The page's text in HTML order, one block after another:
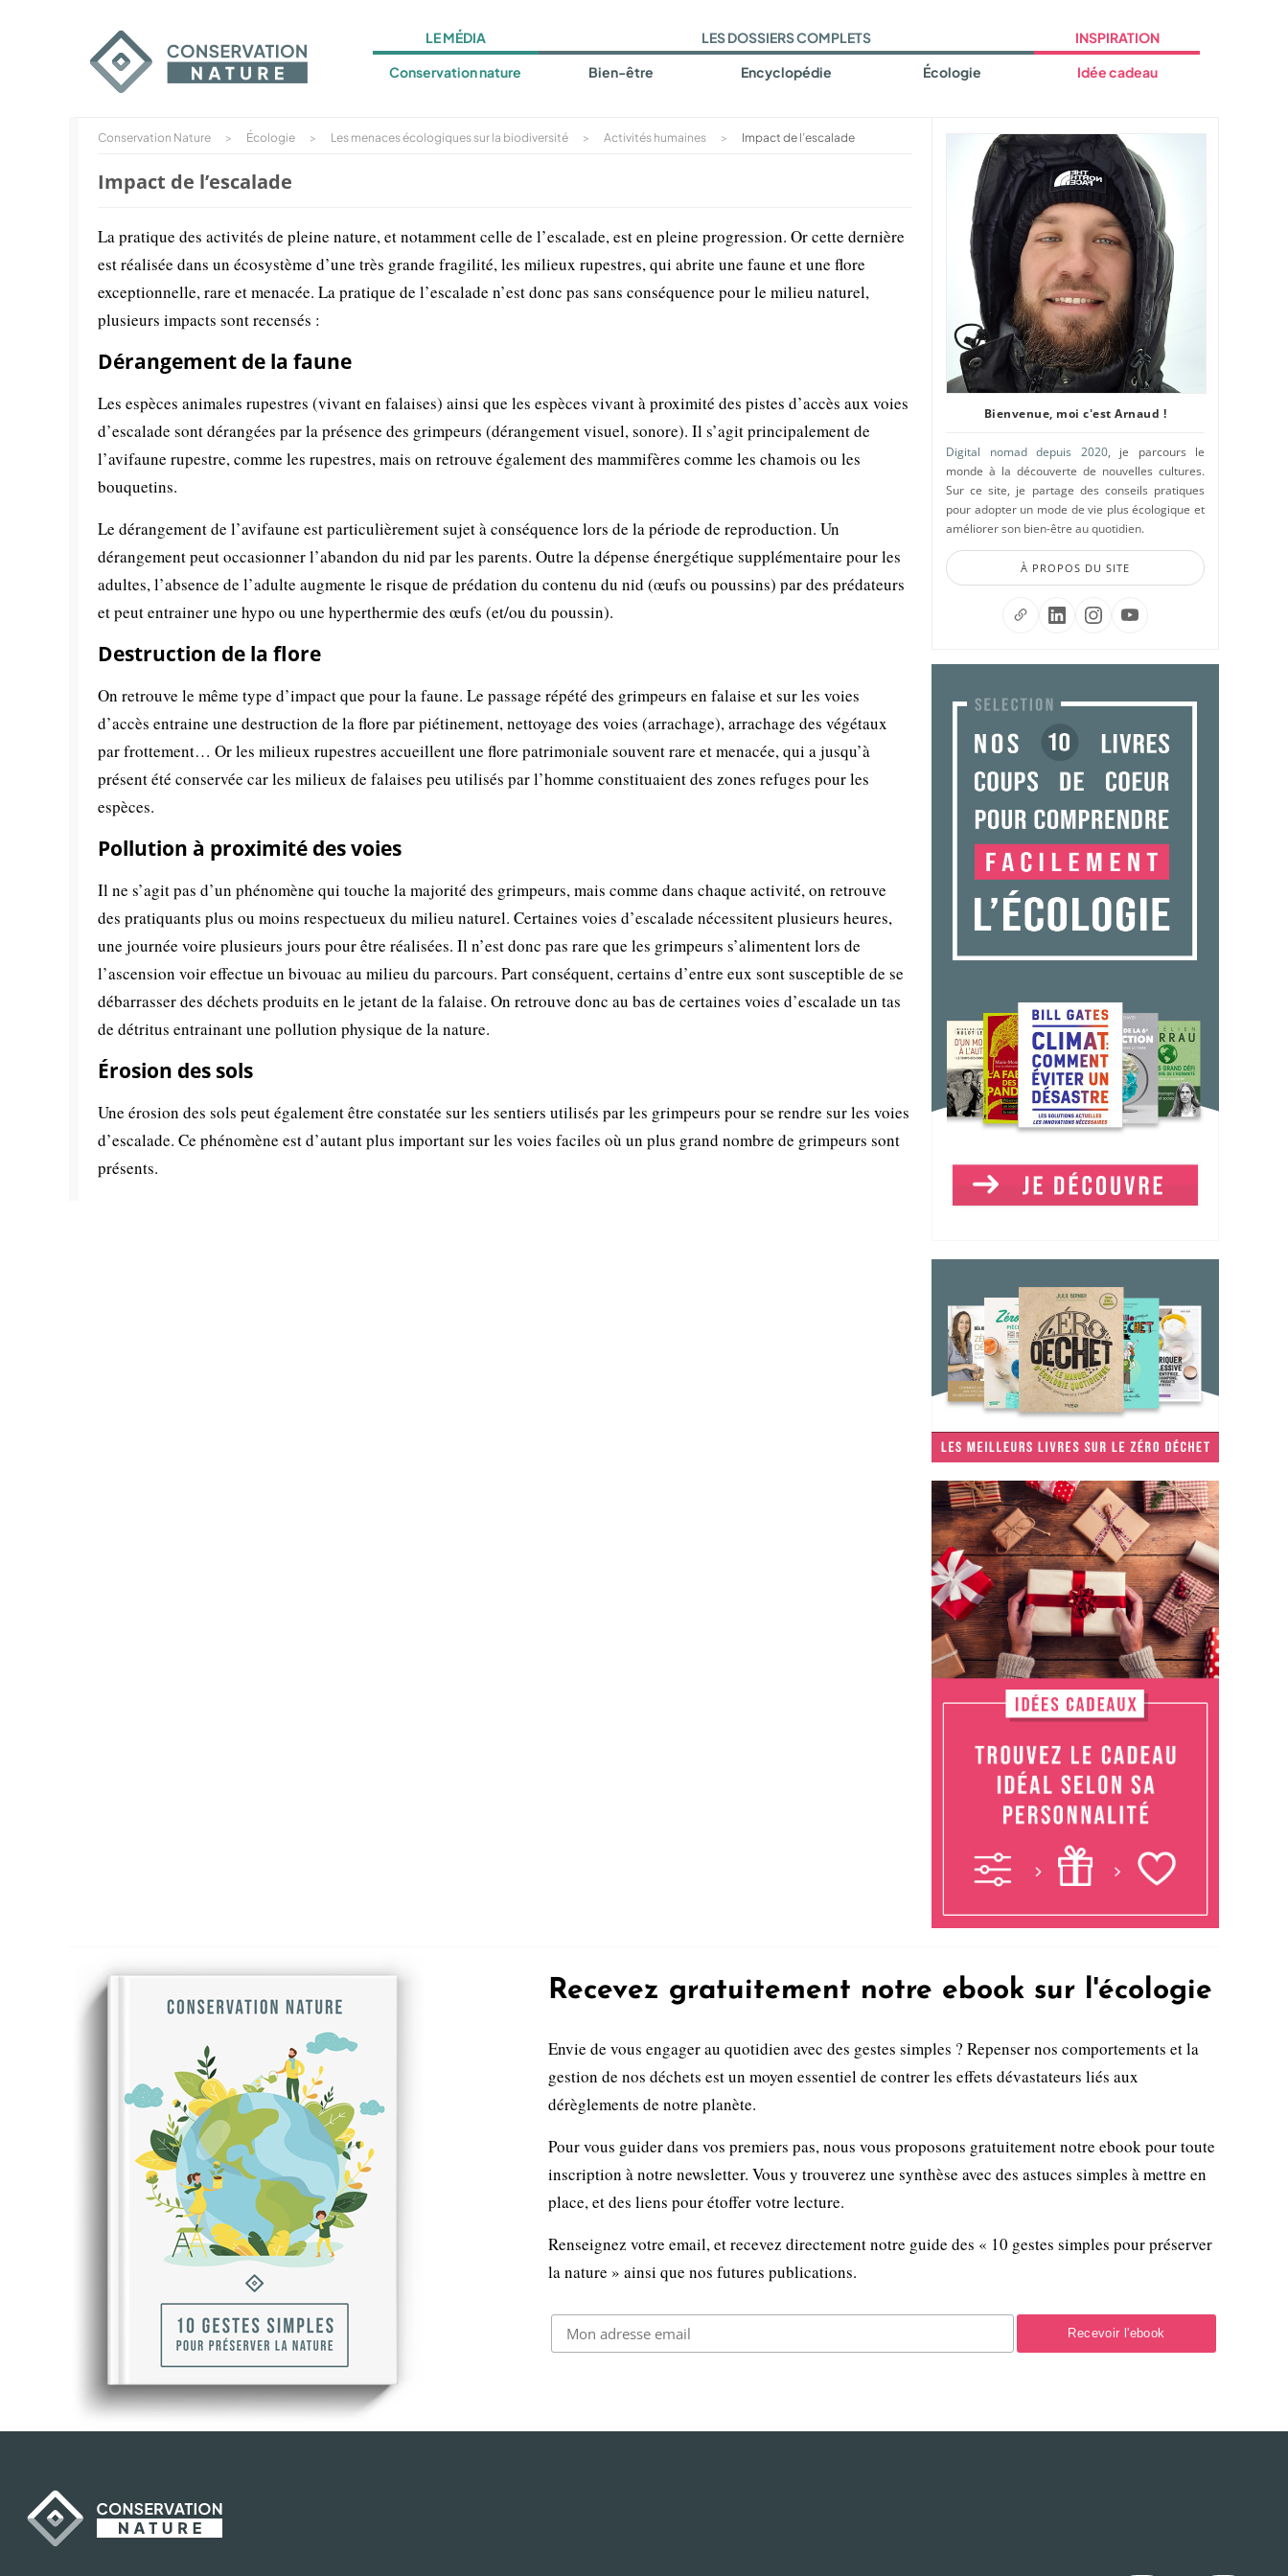
LE MÉDIA
Conservation nature
LES DOSSIERS COMPLETS
Bien-être Encyclopédie Écologie
INSPIRATION
Idée cadeau
Conservation Nature > Écologie > Les menaces écologiques sur la biodiversité > Activités humaines > Impact de l’escalade
Impact de l’escalade
La pratique des activités de pleine nature, et notamment celle de l’escalade, est en pleine progression. Or cette dernière
est réalisée dans un écosystème d’une très grande fragilité, les milieux rupestres, qui abrite une faune et une flore
exceptionnelle, rare et menacée. La pratique de l’escalade n’est donc pas sans conséquence pour le milieu naturel,
plusieurs impacts sont recensés :
Dérangement de la faune
Les espèces animales rupestres (vivant en falaises) ainsi que les espèces vivant à proximité des pistes d’accès aux voies
d’escalade sont dérangées par la présence des grimpeurs (dérangement visuel, sonore). Il s’agit principalement de
l’avifaune rupestre, comme les rupestres, mais on retrouve également des mammifères comme les chamois ou les
bouquetins.
Le dérangement de l’avifaune est particulièrement sujet à conséquence lors de la période de reproduction. Un
dérangement peut occasionner l’abandon du nid par les parents. Outre la dépense énergétique supplémentaire pour les
adultes, l’absence de l’adulte augmente le risque de prédation du contenu du nid (œufs ou poussins) par des prédateurs
et peut entrainer une hypo ou une hyperthermie des œufs (et/ou du poussin).
Destruction de la flore
On retrouve le même type d’impact que pour la faune. Le passage répété des grimpeurs en falaise et sur les voies
d’accès entraine une destruction de la flore par piétinement, nettoyage des voies (arrachage), arrachage des végétaux
par frottement… Or les milieux rupestres accueillent une flore patrimoniale souvent rare et menacée, qui a jusqu’à
présent été conservée car les milieux de falaises peu utilisés par l’homme constituaient des zones refuges pour les
espèces.
Pollution à proximité des voies
Il ne s’agit pas d’un phénomène qui touche la majorité des grimpeurs, mais comme dans chaque activité, on retrouve
des pratiquants plus ou moins respectueux du milieu naturel. Certaines voies d’escalade nécessitent plusieurs heures,
une journée voire plusieurs jours pour être réalisées. Il n’est donc pas rare que les grimpeurs s’alimentent lors de
l’ascension voir effectue un bivouac au milieu du parcours. Part conséquent, certains d’entre eux sont susceptible de se
débarrasser des déchets produits en le jetant de la falaise. On retrouve donc au bas de certaines voies d’escalade un tas
de détritus entrainant une pollution physique de la nature.
Érosion des sols
Une érosion des sols peut également être constatée sur les sentiers utilisés par les grimpeurs pour se rendre sur les voies
d’escalade. Ce phénomène est d’autant plus important sur les voies faciles où un plus grand nombre de grimpeurs sont
présents.
Bienvenue, moi c'est Arnaud !
Digital nomad depuis 2020, je parcours le
monde à la découverte de nouvelles cultures.
Sur ce site, je partage des conseils pratiques
pour adopter un mode de vie plus écologique et
améliorer son bien-être au quotidien.
À PROPOS DU SITE
Recevez gratuitement notre ebook sur l'écologie
Envie de vous engager au quotidien avec des gestes simples ? Repenser nos comportements et la
gestion de nos déchets est un moyen essentiel de contrer les effets dévastateurs liés aux
dérèglements de notre planète.
Pour vous guider dans vos premiers pas, nous vous proposons gratuitement notre ebook pour toute
inscription à notre newsletter. Vous y trouverez une synthèse avec des astuces simples à mettre en
place, et des liens pour étoffer votre lecture.
Renseignez votre email, et recevez directement notre guide des « 10 gestes simples pour préserver
la nature » ainsi que nos futures publications.